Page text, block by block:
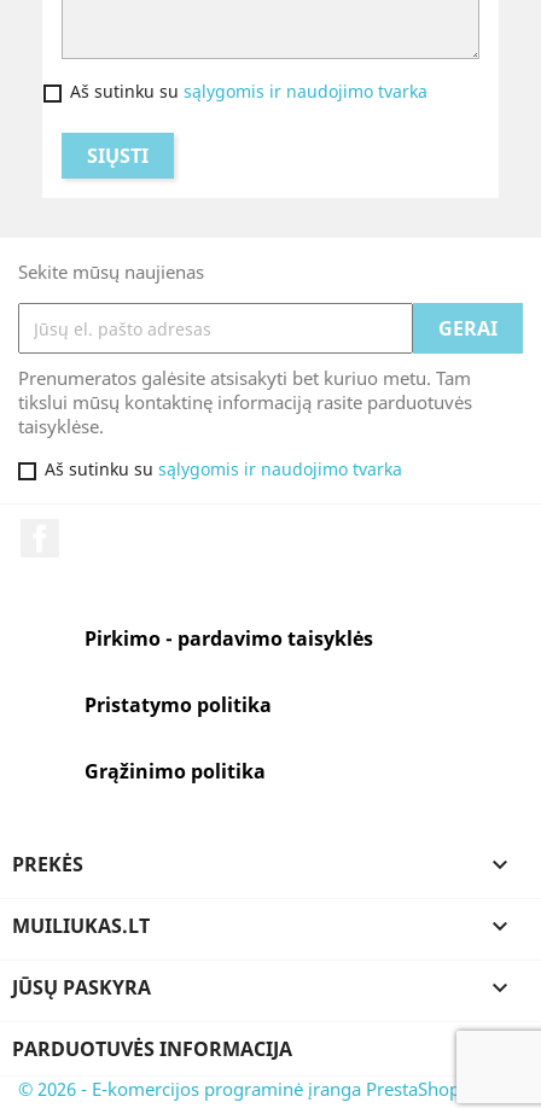
Aš sutinku su sąlygomis ir naudojimo tvarka
Sekite mūsų naujienas
Prenumeratos galėsite atsisakyti bet kuriuo metu. Tam
tikslui mūsų kontaktinę informaciją rasite parduotuvės
taisyklėse.
Aš sutinku su sąlygomis ir naudojimo tvarka
Pirkimo - pardavimo taisyklės
Pristatymo politika
Grąžinimo politika
PREKĖS 
MUILIUKAS.LT 
JŪSŲ PASKYRA 
PARDUOTUVĖS INFORMACIJA
© 2026 - E-komercijos programinė įranga PrestaShop™